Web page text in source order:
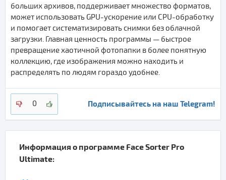
больших архивов, поддерживает множество форматов,
может использовать GPU-ускорение или CPU-обработку
и помогает систематизировать снимки без облачной
загрузки. Главная ценность программы — быстрое
превращение хаотичной фотопапки в более понятную
коллекцию, где изображения можно находить и
распределять по людям гораздо удобнее.
0 Подписывайтесь на наш Telegram!
Информация о программе Face Sorter Pro
Ultimate: